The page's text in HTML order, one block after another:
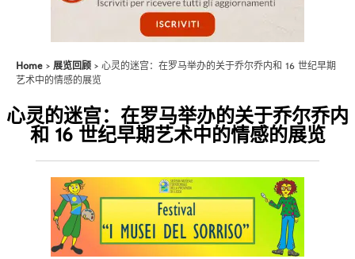
Home 展览回顾
心灵的迷宫：在罗马举办的关于乔尔乔内和 16 世纪早期
艺术中的情感的展览
心灵的迷宫：在罗马举办的关于乔尔乔内
和 16 世纪早期艺术中的情感的展览